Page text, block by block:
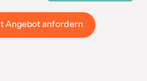
Angebot anfordern